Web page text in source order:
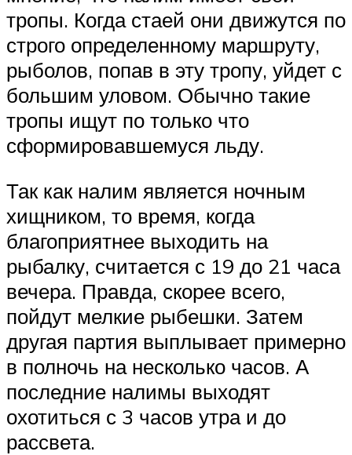
тропы. Когда стаей они движутся по
строго определенному маршруту,
рыболов, попав в эту тропу, уйдет с
большим уловом. Обычно такие
тропы ищут по только что
сформировавшемуся льду.
Так как налим является ночным
хищником, то время, когда
благоприятнее выходить на
рыбалку, считается с 19 до 21 часа
вечера. Правда, скорее всего,
пойдут мелкие рыбешки. Затем
другая партия выплывает примерно
в полночь на несколько часов. А
последние налимы выходят
охотиться с 3 часов утра и до
рассвета.